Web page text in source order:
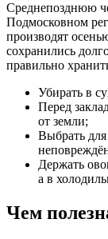
Среднепозднюю
Подмосковном
производят
сохранились
правильно
Убирать в
Перед
от земли;
Выбрать для
Держать
а в
Чем